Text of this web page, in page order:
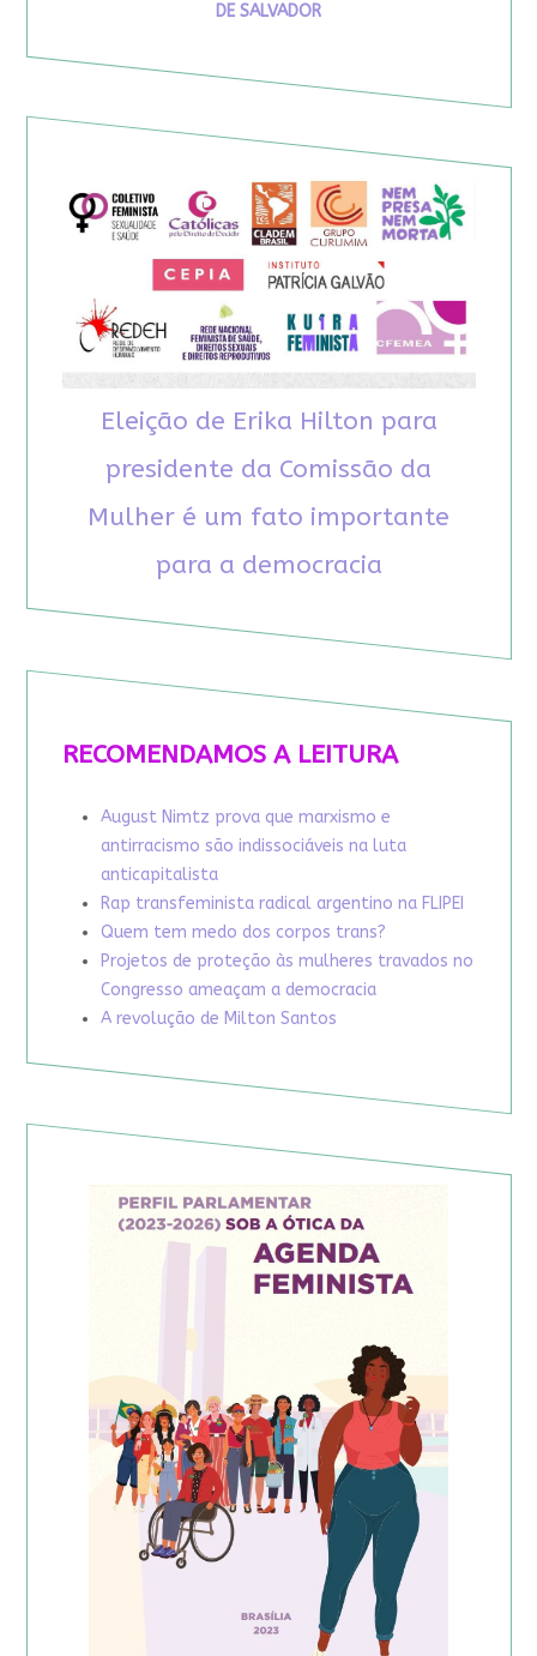
DE SALVADOR
Eleição de Erika Hilton para
presidente da Comissão da
Mulher é um fato importante
para a democracia
RECOMENDAMOS A LEITURA
August Nimtz prova que marxismo e
antirracismo são indissociáveis na luta
anticapitalista
Rap transfeminista radical argentino na FLIPEI
Quem tem medo dos corpos trans?
Projetos de proteção às mulheres travados no
Congresso ameaçam a democracia
A revolução de Milton Santos